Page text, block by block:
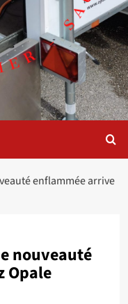
enflammée arrive
nouveauté
Opale